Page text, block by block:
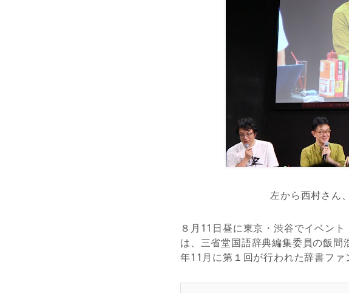
左から西村さん
８月11日昼に東京・渋谷でイベン
は、三省堂国語辞典編集委員の飯
年11月に第１回が行われた辞書ファ